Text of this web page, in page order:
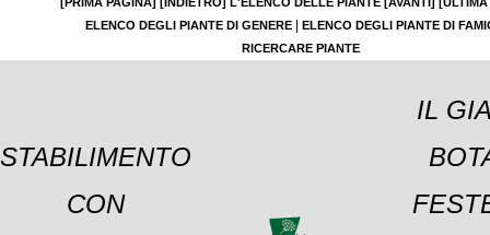
ELENCO DEGLI PIANTE DI GENERE
ELENCO DEGLI PIANTE DI
RICERCARE PIANTE
STABILIMENTO
CON
IL